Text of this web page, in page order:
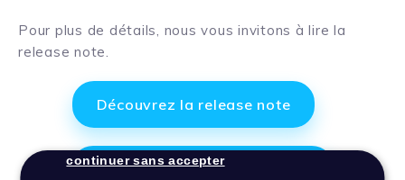
Pour plus de détails, nous vous invitons à lire la
release note.
Découvrez la release note
Découvrez Xelians Data Hub
continuer sans accepter